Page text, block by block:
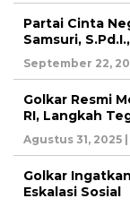
Partai Cinta
Samsuri,
September 22,
Golkar Resmi
RI, Langkah
Agustus 31, 2025
Golkar
Eskalasi Sosial